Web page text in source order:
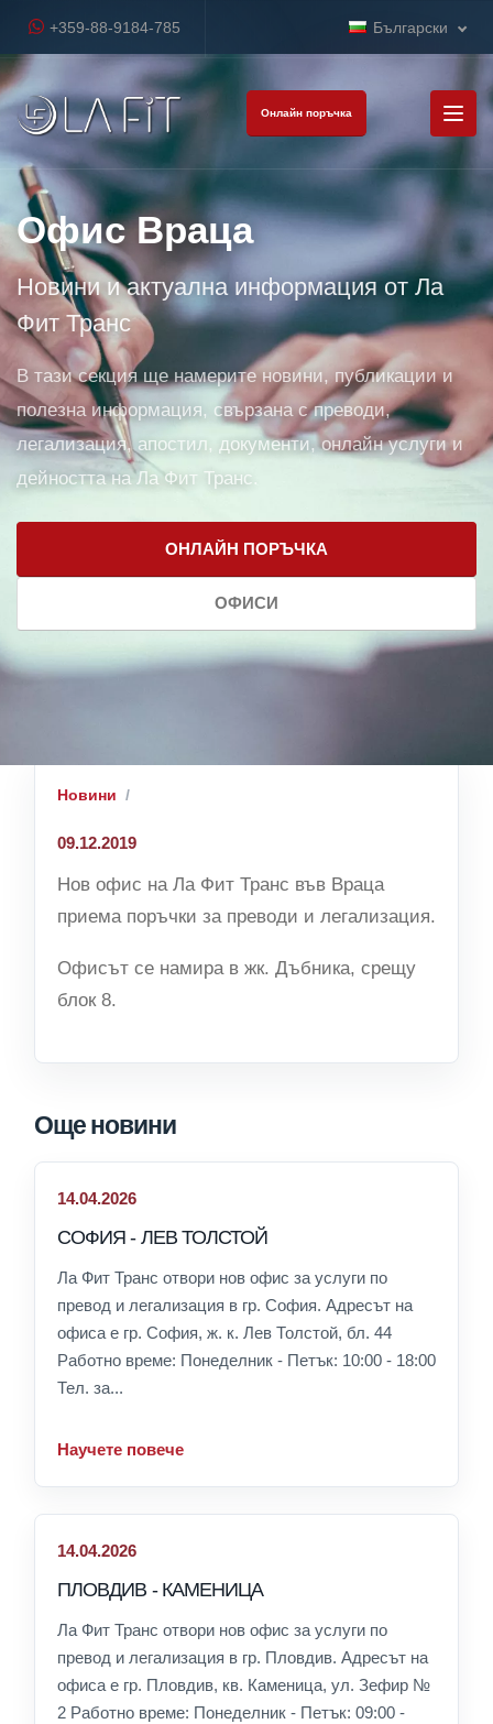
+359-88-9184-785 Български
Онлайн поръчка
Офис Враца
Новини и актуална информация от Ла
Фит Транс
В тази секция ще намерите новини, публикации и
полезна информация, свързана с преводи,
легализация, апостил, документи, онлайн услуги и
дейността на Ла Фит Транс.
ОНЛАЙН ПОРЪЧКА
ОФИСИ
Новини
09.12.2019
Нов офис на Ла Фит Транс във Враца
приема поръчки за преводи и легализация.
Офисът се намира в жк. Дъбника, срещу
блок 8.
Още новини
14.04.2026
СОФИЯ - ЛЕВ ТОЛСТОЙ
Ла Фит Транс отвори нов офис за услуги по
превод и легализация в гр. София. Адресът на
офиса е гр. София, ж. к. Лев Толстой, бл. 44
Работно време: Понеделник - Петък: 10:00 - 18:00
Тел. за...
Научете повече
14.04.2026
ПЛОВДИВ - КАМЕНИЦА
Ла Фит Транс отвори нов офис за услуги по
превод и легализация в гр. Пловдив. Адресът на
офиса е гр. Пловдив, кв. Каменица, ул. Зефир №
2 Работно време: Понеделник - Петък: 09:00 -